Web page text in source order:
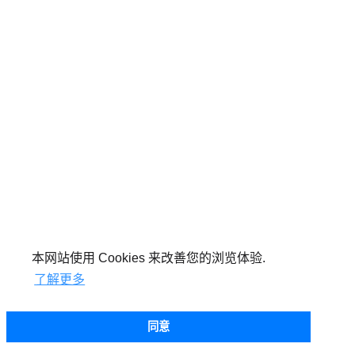
本网站使用 Cookies 来改善您的浏览体验.
了解更多
同意